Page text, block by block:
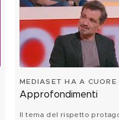
MEDIASET HA A CUORE
FUTURO
Approfondimenti
Il tema del rispetto